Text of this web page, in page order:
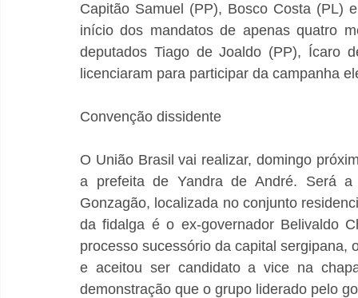
Capitão Samuel (PP), Bosco Costa (PL)
início dos mandatos de apenas quatro
deputados Tiago de Joaldo (PP), Ícaro
licenciaram para participar da campanha
Convenção dissidente
O União Brasil vai realizar, domingo
a prefeita de Yandra de André. Será
Gonzagão, localizada no conjunto
da fidalga é o ex-governador Belivaldo
processo sucessório da capital sergipana,
e aceitou ser candidato a vice na
demonstração que o grupo liderado pelo